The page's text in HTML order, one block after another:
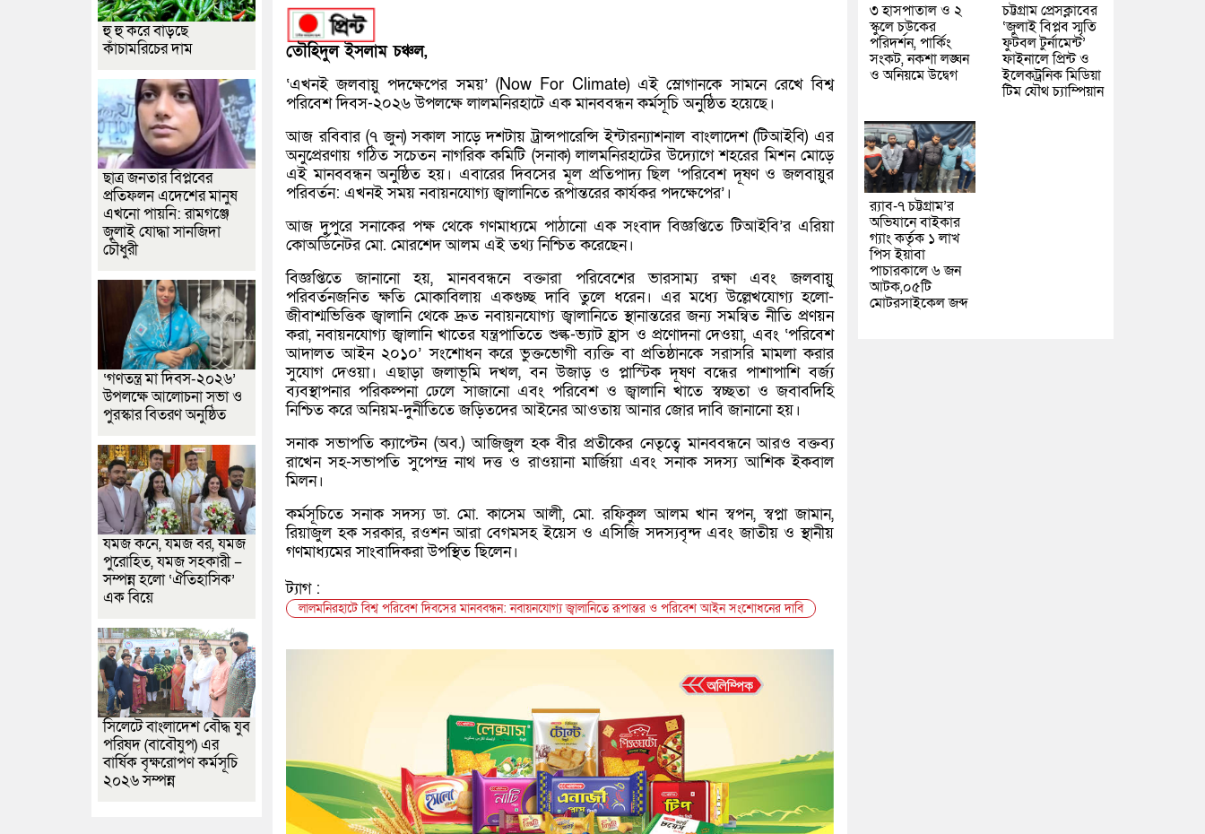
তৌহিদুল ইসলাম চঞ্চল,
‘এখনই জলবায়ু পদক্ষেপের সময়’ (Now For Climate) এই স্লোগানকে সামনে রেখে বিশ্ব
পরিবেশ দিবস-২০২৬ উপলক্ষে লালমনিরহাটে এক মানববন্ধন কর্মসূচি অনুষ্ঠিত হয়েছে।
আজ রবিবার (৭ জুন) সকাল সাড়ে দশটায় ট্রান্সপারেন্সি ইন্টারন্যাশনাল বাংলাদেশ (টিআইবি) এর
অনুপ্রেরণায় গঠিত সচেতন নাগরিক কমিটি (সনাক) লালমনিরহাটের উদ্যোগে শহরের মিশন মোড়ে
এই মানববন্ধন অনুষ্ঠিত হয়। এবারের দিবসের মূল প্রতিপাদ্য ছিল ‘পরিবেশ দূষণ ও জলবায়ুর
পরিবর্তন: এখনই সময় নবায়নযোগ্য জ্বালানিতে রূপান্তরের কার্যকর পদক্ষেপের’।
আজ দুপুরে সনাকের পক্ষ থেকে গণমাধ্যমে পাঠানো এক সংবাদ বিজ্ঞপ্তিতে টিআইবি’র এরিয়া
কোঅর্ডিনেটর মো. মোরশেদ আলম এই তথ্য নিশ্চিত করেছেন।
বিজ্ঞপ্তিতে জানানো হয়, মানববন্ধনে বক্তারা পরিবেশের ভারসাম্য রক্ষা এবং জলবায়ু
পরিবর্তনজনিত ক্ষতি মোকাবিলায় একগুচ্ছ দাবি তুলে ধরেন। এর মধ্যে উল্লেখযোগ্য হলো-
জীবাশ্মভিত্তিক জ্বালানি থেকে দ্রুত নবায়নযোগ্য জ্বালানিতে স্থানান্তরের জন্য সমন্বিত নীতি প্রণয়ন
করা, নবায়নযোগ্য জ্বালানি খাতের যন্ত্রপাতিতে শুল্ক-ভ্যাট হ্রাস ও প্রণোদনা দেওয়া, এবং ‘পরিবেশ
আদালত আইন ২০১০’ সংশোধন করে ভুক্তভোগী ব্যক্তি বা প্রতিষ্ঠানকে সরাসরি মামলা করার
সুযোগ দেওয়া। এছাড়া জলাভূমি দখল, বন উজাড় ও প্লাস্টিক দূষণ বন্ধের পাশাপাশি বর্জ্য
ব্যবস্থাপনার পরিকল্পনা ঢেলে সাজানো এবং পরিবেশ ও জ্বালানি খাতে স্বচ্ছতা ও জবাবদিহি
নিশ্চিত করে অনিয়ম-দুর্নীতিতে জড়িতদের আইনের আওতায় আনার জোর দাবি জানানো হয়।
সনাক সভাপতি ক্যাপ্টেন (অব.) আজিজুল হক বীর প্রতীকের নেতৃত্বে মানববন্ধনে আরও বক্তব্য
রাখেন সহ-সভাপতি সুপেন্দ্র নাথ দত্ত ও রাওয়ানা মার্জিয়া এবং সনাক সদস্য আশিক ইকবাল
মিলন।
কর্মসূচিতে সনাক সদস্য ডা. মো. কাসেম আলী, মো. রফিকুল আলম খান স্বপন, স্বপ্না জামান,
রিয়াজুল হক সরকার, রওশন আরা বেগমসহ ইয়েস ও এসিজি সদস্যবৃন্দ এবং জাতীয় ও স্থানীয়
গণমাধ্যমের সাংবাদিকরা উপস্থিত ছিলেন।
ট্যাগ :
লালমনিরহাটে বিশ্ব পরিবেশ দিবসের মানববন্ধন: নবায়নযোগ্য জ্বালানিতে রূপান্তর ও পরিবেশ আইন সংশোধনের দাবি
হু হু করে বাড়ছে
কাঁচামরিচের দাম
ছাত্র জনতার বিপ্লবের
প্রতিফলন এদেশের মানুষ
এখনো পায়নি: রামগঞ্জে
জুলাই যোদ্ধা সানজিদা
চৌধুরী
‘গণতন্ত্র মা দিবস-২০২৬’
উপলক্ষে আলোচনা সভা ও
পুরস্কার বিতরণ অনুষ্ঠিত
যমজ কনে, যমজ বর, যমজ
পুরোহিত, যমজ সহকারী –
সম্পন্ন হলো ‘ঐতিহাসিক’
এক বিয়ে
সিলেটে বাংলাদেশ বৌদ্ধ যুব
পরিষদ (বাবৌযুপ) এর
বার্ষিক বৃক্ষরোপণ কর্মসূচি
২০২৬ সম্পন্ন
৩ হাসপাতাল ও ২
স্কুলে চউকের
পরিদর্শন, পার্কিং
সংকট, নকশা লঙ্ঘন
ও অনিয়মে উদ্বেগ
চট্টগ্রাম প্রেসক্লাবের
‘জুলাই বিপ্লব স্মৃতি
ফুটবল টুর্নামেন্ট’
ফাইনালে প্রিন্ট ও
ইলেকট্রনিক মিডিয়া
টিম যৌথ চ্যাম্পিয়ান
র‌্যাব-৭ চট্টগ্রাম’র
অভিযানে বাইকার
গ্যাং কর্তৃক ১ লাখ
পিস ইয়াবা
পাচারকালে ৬ জন
আটক,০৫টি
মোটরসাইকেল জব্দ